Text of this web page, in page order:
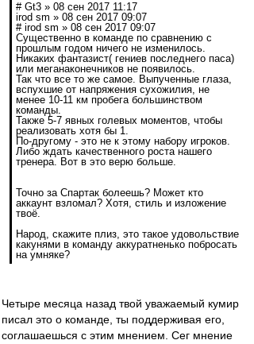
# Gt3 » 08 сен 2017 11:17
irod sm » 08 сен 2017 09:07
# irod sm » 08 сен 2017 09:07
Существенно в команде по сравнению с
прошлым годом ничего не изменилось.
Никаких фантазист( гениев последнего паса)
или меганаконечников не появилось.
Так что все то же самое. Выпученные глаза,
вспухшие от напряжения сухожилия, не
менее 10-11 км пробега большинством
команды.
Также 5-7 явных голевых моментов, чтобы
реализовать хотя бы 1.
По-другому - это не к этому набору игроков.
Либо ждать качественного роста нашего
тренера. Вот в это верю больше.
Точно за Спартак болеешь? Может кто
аккаунт взломал? Хотя, стиль и изложение
твоё.
Народ, скажите плиз, это такое удовольствие
какунями в команду аккуратненько побросать
на умняке?
Четыре месяца назад твой уважаемый кумир
писал это о команде, ты поддерживая его,
соглашаешься с этим мнением. Сег мнение